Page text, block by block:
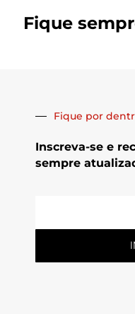
Fique
Fique por
Inscreva-se e
sempre